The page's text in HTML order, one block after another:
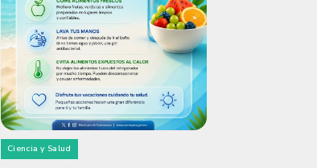
Ciencia y Salud